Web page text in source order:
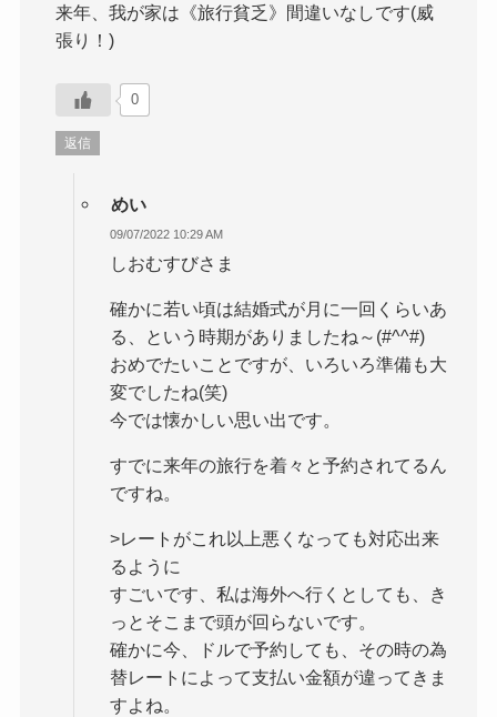
来年、我が家は《旅行貧乏》間違いなしです(威
張り！)
0
返信
めい
09/07/2022 10:29 AM
しおむすびさま
確かに若い頃は結婚式が月に一回くらいあ
る、という時期がありましたね～(#^^#)
おめでたいことですが、いろいろ準備も大
変でしたね(笑)
今では懐かしい思い出です。
すでに来年の旅行を着々と予約されてるん
ですね。
>レートがこれ以上悪くなっても対応出来
るように
すごいです、私は海外へ行くとしても、き
っとそこまで頭が回らないです。
確かに今、ドルで予約しても、その時の為
替レートによって支払い金額が違ってきま
すよね。